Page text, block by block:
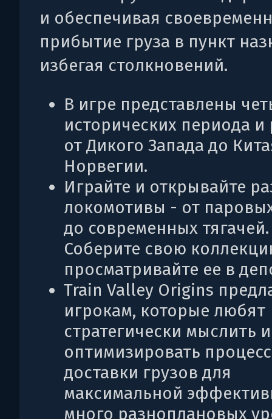
и обеспечивая
прибытие груза в пункт
избегая столкновений.
В игре представлены
исторических периода и
от Дикого Запада до
Норвегии.
Играйте и открывайте
локомотивы - от
до современных тягачей.
Соберите свою
просматривайте ее в
Train Valley Origins
игрокам, которые любят
стратегически мыслить и
оптимизировать процесс
доставки грузов для
максимальной
много разноплановых